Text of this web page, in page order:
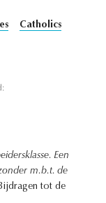
Catholics
Een
m.b.t. de
tot de